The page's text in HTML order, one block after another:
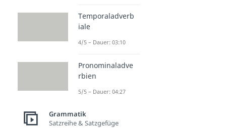
Temporaladverb
iale
4/5 – Dauer: 03:10
Pronominaladve
rbien
5/5 – Dauer: 04:27
Grammatik
Satzreihe & Satzgefüge